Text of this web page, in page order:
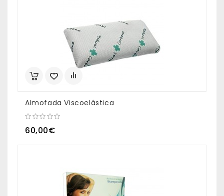
Almofada Viscoelástica
60,00€